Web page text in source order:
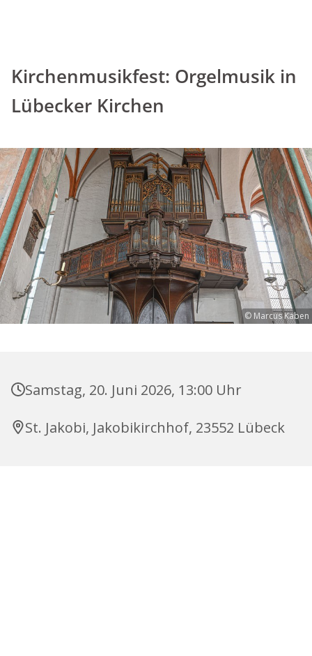
Kirchenmusikfest: Orgelmusik in
Lübecker Kirchen
© Marcus Kaben
Samstag, 20. Juni 2026, 13:00 Uhr
St. Jakobi, Jakobikirchhof, 23552 Lübeck